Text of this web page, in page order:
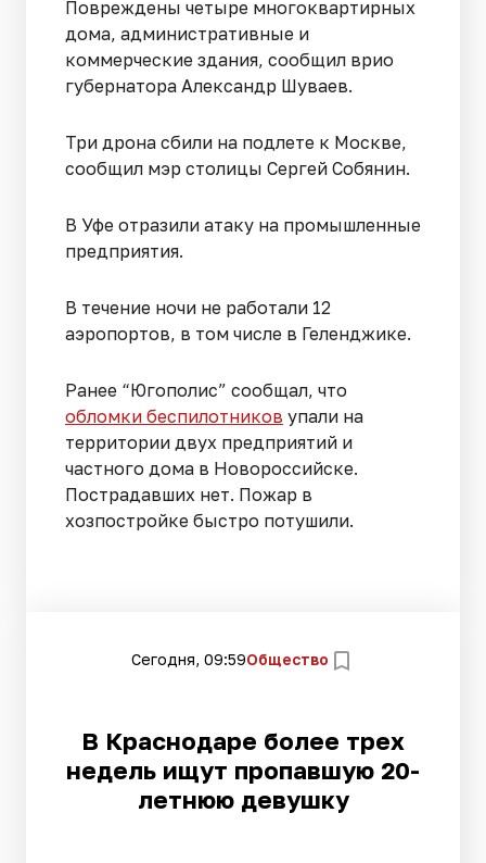
Повреждены четыре многоквартирных
дома, административные и
коммерческие здания, сообщил врио
губернатора Александр Шуваев.
Три дрона сбили на подлете к Москве,
сообщил мэр столицы Сергей Собянин.
В Уфе отразили атаку на промышленные
предприятия.
В течение ночи не работали 12
аэропортов, в том числе в Геленджике.
Ранее “Югополис” сообщал, что
обломки беспилотников упали на
территории двух предприятий и
частного дома в Новороссийске.
Пострадавших нет. Пожар в
хозпостройке быстро потушили.
Сегодня, 09:59Общество
В Краснодаре более трех
недель ищут пропавшую 20-
летнюю девушку